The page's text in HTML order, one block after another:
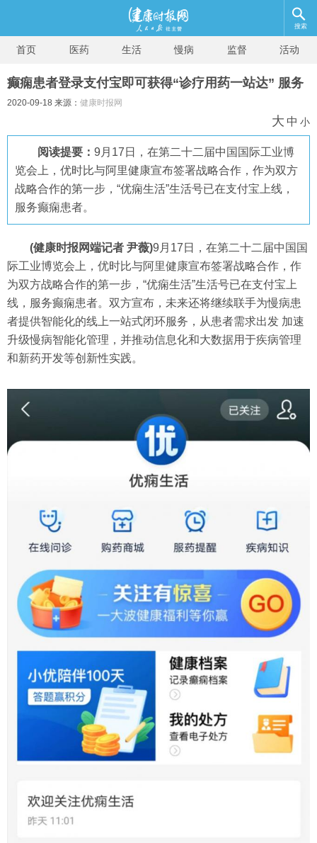
搜索
首页 医药 生活 慢病 监督 活动
癫痫患者登录支付宝即可获得“诊疗用药一站达” 服务
2020-09-18 来源： 健康时报网
大 中 小
阅读提要： 9月17日，在第二十二届中国国际工业博
览会上，优时比与阿里健康宣布签署战略合作，作为双方
战略合作的第一步，“优痫生活”生活号已在支付宝上线，
服务癫痫患者。
(健康时报网端记者 尹薇)9月17日，在第二十二届中国国
际工业博览会上，优时比与阿里健康宣布签署战略合作，作
为双方战略合作的第一步，“优痫生活”生活号已在支付宝上
线，服务癫痫患者。双方宣布，未来还将继续联手为慢病患
者提供智能化的线上一站式闭环服务，从患者需求出发 加速
升级慢病智能化管理，并推动信息化和大数据用于疾病管理
和新药开发等创新性实践。